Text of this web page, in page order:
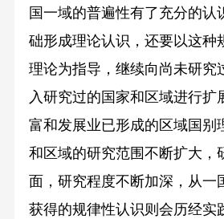
国一域的普遍性有了充分的认
础形成理论认识，还要以这种
理论为指导，继续向尚未研究
入研究过的国家和区域进行扩
富和发展业已形成的区域国别
和区域的研究范围不断扩大，
面，研究程度不断加深，从一
获得的规律性认识则会历经实